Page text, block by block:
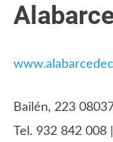
Bailén, 223
Tel. 932 842